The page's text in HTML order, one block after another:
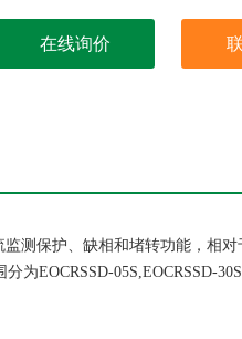
在线询价
保护、缺相和堵转功能，相对
EOCRSSD-05S,EOCRSSD-